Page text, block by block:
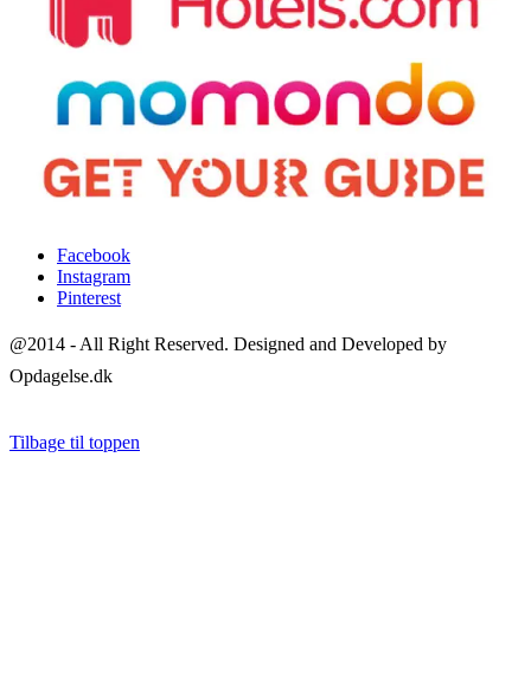
Facebook
Instagram
Pinterest
@2014 - All Right Reserved. Designed and Developed by
Opdagelse.dk
Tilbage til toppen